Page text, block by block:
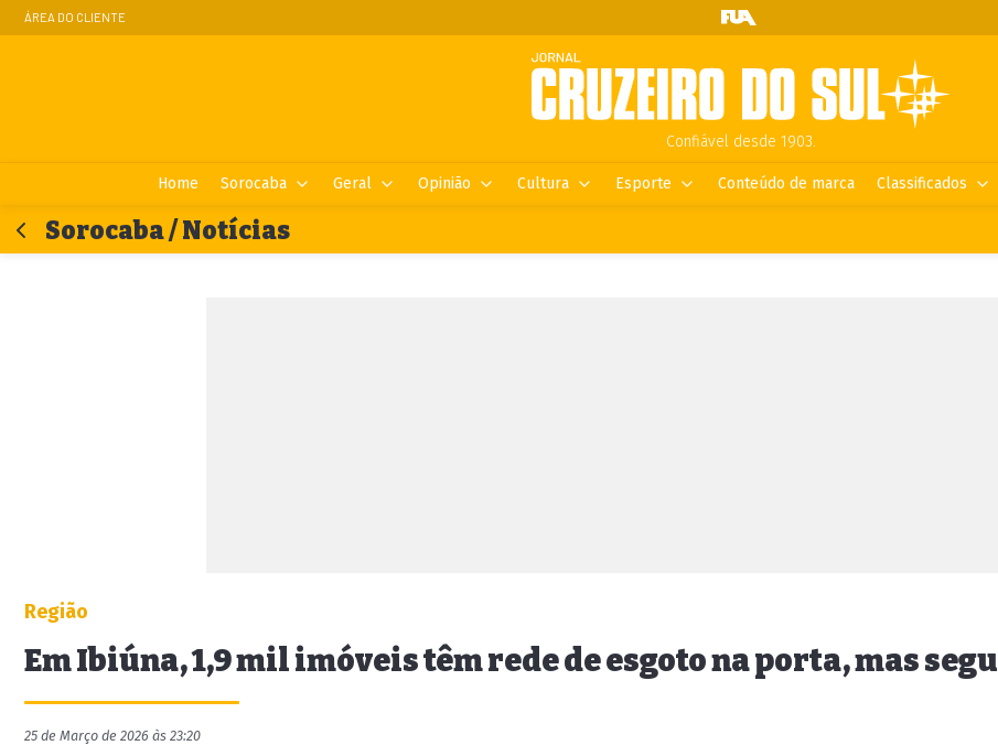
ÁREA DO CLIENTE
Confiável desde 1903.
Home Sorocaba Geral Opinião Cultura Esporte Conteúdo de marca Classificados
Sorocaba / Notícias
Região
Em Ibiúna, 1,9 mil imóveis têm rede de esgoto na porta, mas
25 de Março de 2026 às 23:20